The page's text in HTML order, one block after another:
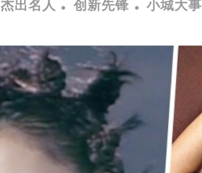
杰出名人 创新先锋 小城大事